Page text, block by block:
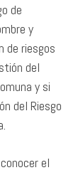
de
y
de riesgos
del
y si
del Riesgo
el